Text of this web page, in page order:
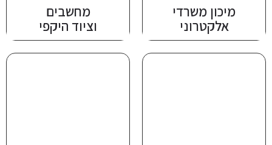
מיכון משרדי
אלקטרוני
מחשבים
וציוד היקפי